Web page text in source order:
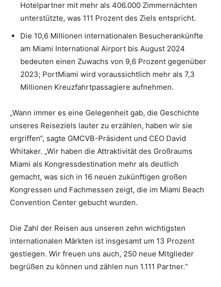
Hotelpartner mit mehr als 406.000 Zimmernächten
unterstützte, was 111 Prozent des Ziels entspricht.
Die 10,6 Millionen internationalen Besucherankünfte
am Miami International Airport bis August 2024
bedeuten einen Zuwachs von 9,6 Prozent gegenüber
2023; PortMiami wird voraussichtlich mehr als 7,3
Millionen Kreuzfahrtpassagiere aufnehmen.
„Wann immer es eine Gelegenheit gab, die Geschichte
unseres Reiseziels lauter zu erzählen, haben wir sie
ergriffen“, sagte GMCVB-Präsident und CEO David
Whitaker. „Wir haben die Attraktivität des Großraums
Miami als Kongressdestination mehr als deutlich
gemacht, was sich in 16 neuen zukünftigen großen
Kongressen und Fachmessen zeigt, die im Miami Beach
Convention Center gebucht wurden.
Die Zahl der Reisen aus unseren zehn wichtigsten
internationalen Märkten ist insgesamt um 13 Prozent
gestiegen. Wir freuen uns auch, 250 neue Mitglieder
begrüßen zu können und zählen nun 1.111 Partner.“